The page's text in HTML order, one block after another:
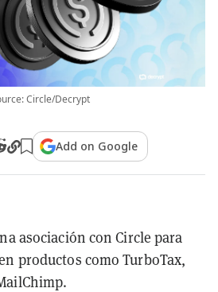
Circle/Decrypt
Add on Google
asociación con Circle para
productos como TurboTax,